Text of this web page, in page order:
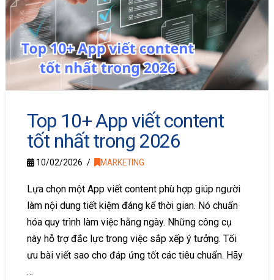
Top 10+ App viết content
tốt nhất trong 2026
10/02/2026 MARKETING
Lựa chọn một App viết content phù hợp giúp người
làm nội dung tiết kiệm đáng kể thời gian. Nó chuẩn
hóa quy trình làm việc hằng ngày. Những công cụ
này hỗ trợ đắc lực trong việc sắp xếp ý tưởng. Tối
ưu bài viết sao cho đáp ứng tốt các tiêu chuẩn. Hãy
…